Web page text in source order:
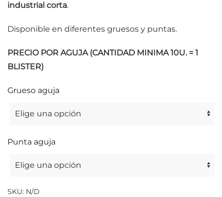
industrial corta.
Disponible en diferentes gruesos y puntas.
PRECIO POR AGUJA (CANTIDAD MINIMA 10U. = 1
BLISTER)
Grueso aguja
Punta aguja
SKU: N/D